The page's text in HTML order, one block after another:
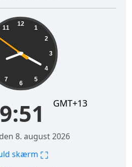
12
1
2
3
4
5
6
7
11
GMT+13
8. august 2026
skærm ⛶